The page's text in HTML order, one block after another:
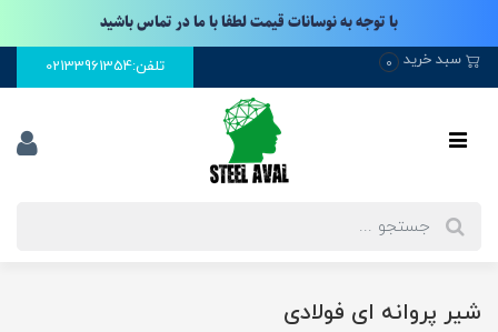
با توجه به نوسانات قیمت لطفا با ما در تماس باشید
سبد خرید 0 تلفن:02133961354
شیر پروانه ای فولادی